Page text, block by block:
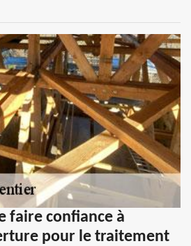
faire confiance à
pour le traitement